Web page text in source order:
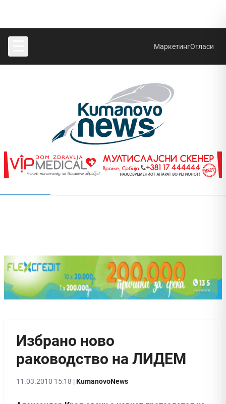
МаркетингОгласи
Избрано ново
раководство на ЛИДЕМ
11.03.2010 15:18 |KumanovoNews